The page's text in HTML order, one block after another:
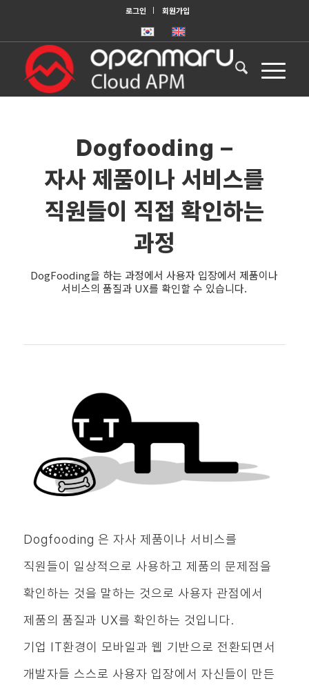
로그인 회원가입
Dogfooding –
자사 제품이나 서비스를
직원들이 직접 확인하는
과정
DogFooding을 하는 과정에서 사용자 입장에서 제품이나
서비스의 품질과 UX를 확인할 수 있습니다.
Dogfooding 은 자사 제품이나 서비스를
직원들이 일상적으로 사용하고 제품의 문제점을
확인하는 것을 말하는 것으로 사용자 관점에서
제품의 품질과 UX를 확인하는 것입니다.
기업 IT환경이 모바일과 웹 기반으로 전환되면서
개발자들 스스로 사용자 입장에서 자신들이 만든